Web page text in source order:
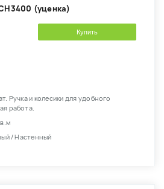
(уценка)
Купить
Ручка и колесики для удобного
работа.
/ Настенный